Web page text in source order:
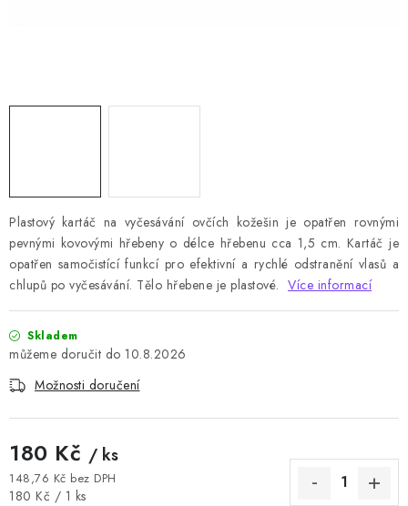
Plastový kartáč na vyčesávání ovčích kožešin je opatřen rovnými
pevnými kovovými hřebeny o délce hřebenu cca 1,5 cm. Kartáč je
opatřen samočistící funkcí pro efektivní a rychlé odstranění vlasů a
chlupů po vyčesávání. Tělo hřebene je plastové. Více informací
Skladem
10.8.2026
Možnosti doručení
180 Kč / ks
148,76 Kč bez DPH
Měrná cena:
180 Kč / 1 ks